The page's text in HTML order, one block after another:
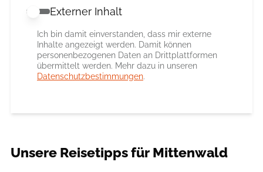
Externer Inhalt erlauben
Externer Inhalt
Ich bin damit einverstanden, dass mir externe
Inhalte angezeigt werden. Damit können
personenbezogenen Daten an Drittplattformen
übermittelt werden. Mehr dazu in unseren
Datenschutzbestimmungen.
Unsere Reisetipps für Mittenwald